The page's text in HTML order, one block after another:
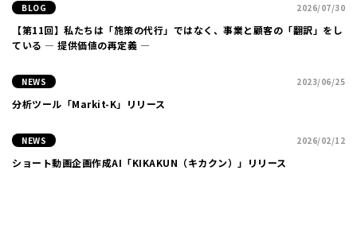
BLOG 2026/07/30
【第11回】私たちは「施策の代行」ではなく、事業と顧客の「翻訳」をし
ている ― 提供価値の再定義 ―
NEWS 2023/06/25
分析ツール「Markit-K」リリース
NEWS 2026/02/12
ショート動画企画作成AI「KIKAKUN（キカクン）」リリース